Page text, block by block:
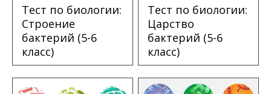
Тест по биологии:
Строение
бактерий (5-6
класс)
Тест по биологии:
Царство
бактерий (5-6
класс)